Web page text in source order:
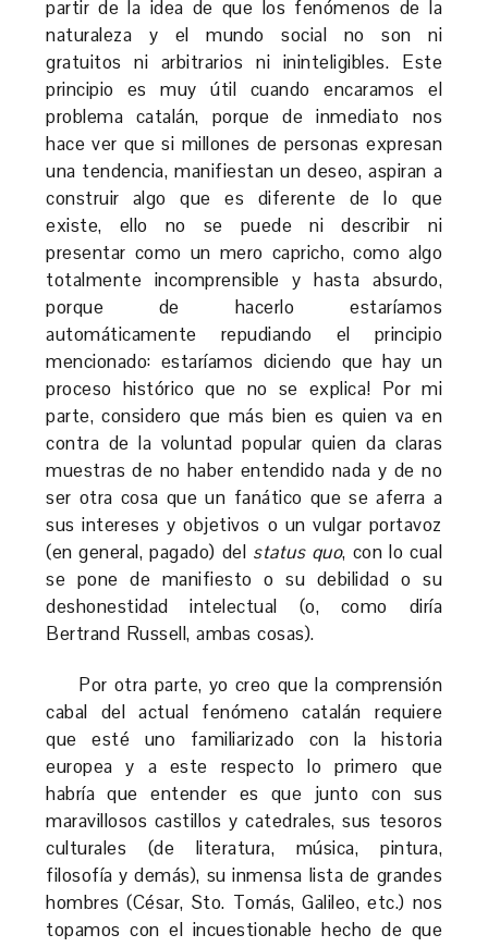
partir de la idea de que los fenómenos de la
naturaleza y el mundo social no son ni
gratuitos ni arbitrarios ni ininteligibles. Este
principio es muy útil cuando encaramos el
problema catalán, porque de inmediato nos
hace ver que si millones de personas expresan
una tendencia, manifiestan un deseo, aspiran a
construir algo que es diferente de lo que
existe, ello no se puede ni describir ni
presentar como un mero capricho, como algo
totalmente incomprensible y hasta absurdo,
porque de hacerlo estaríamos
automáticamente repudiando el principio
mencionado: estaríamos diciendo que hay un
proceso histórico que no se explica! Por mi
parte, considero que más bien es quien va en
contra de la voluntad popular quien da claras
muestras de no haber entendido nada y de no
ser otra cosa que un fanático que se aferra a
sus intereses y objetivos o un vulgar portavoz
(en general, pagado) del status quo, con lo cual
se pone de manifiesto o su debilidad o su
deshonestidad intelectual (o, como diría
Bertrand Russell, ambas cosas).
Por otra parte, yo creo que la comprensión
cabal del actual fenómeno catalán requiere
que esté uno familiarizado con la historia
europea y a este respecto lo primero que
habría que entender es que junto con sus
maravillosos castillos y catedrales, sus tesoros
culturales (de literatura, música, pintura,
filosofía y demás), su inmensa lista de grandes
hombres (César, Sto. Tomás, Galileo, etc.) nos
topamos con el incuestionable hecho de que